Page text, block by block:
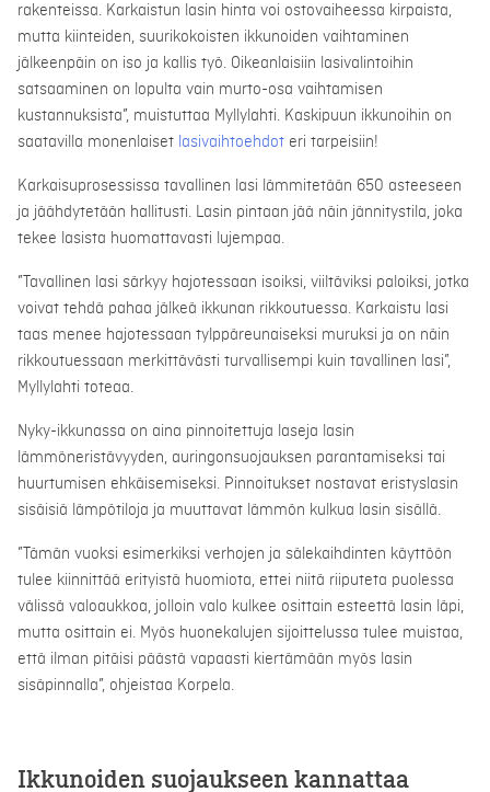
rakenteissa. Karkaistun lasin hinta voi ostovaiheessa kirpaista,
mutta kiinteiden, suurikokoisten ikkunoiden vaihtaminen
jälkeenpäin on iso ja kallis työ. Oikeanlaisiin lasivalintoihin
satsaaminen on lopulta vain murto-osa vaihtamisen
kustannuksista”, muistuttaa Myllylahti. Kaskipuun ikkunoihin on
saatavilla monenlaiset lasivaihtoehdot eri tarpeisiin!
Karkaisuprosessissa tavallinen lasi lämmitetään 650 asteeseen
ja jäähdytetään hallitusti. Lasin pintaan jää näin jännitystila, joka
tekee lasista huomattavasti lujempaa.
”Tavallinen lasi särkyy hajotessaan isoiksi, viiltäviksi paloiksi, jotka
voivat tehdä pahaa jälkeä ikkunan rikkoutuessa. Karkaistu lasi
taas menee hajotessaan tylppäreunaiseksi muruksi ja on näin
rikkoutuessaan merkittävästi turvallisempi kuin tavallinen lasi”,
Myllylahti toteaa.
Nyky-ikkunassa on aina pinnoitettuja laseja lasin
lämmöneristävyyden, auringonsuojauksen parantamiseksi tai
huurtumisen ehkäisemiseksi. Pinnoitukset nostavat eristyslasin
sisäisiä lämpötiloja ja muuttavat lämmön kulkua lasin sisällä.
”Tämän vuoksi esimerkiksi verhojen ja sälekaihdinten käyttöön
tulee kiinnittää erityistä huomiota, ettei niitä riiputeta puolessa
välissä valoaukkoa, jolloin valo kulkee osittain esteettä lasin läpi,
mutta osittain ei. Myös huonekalujen sijoittelussa tulee muistaa,
että ilman pitäisi päästä vapaasti kiertämään myös lasin
sisäpinnalla”, ohjeistaa Korpela.
Ikkunoiden suojaukseen kannattaa